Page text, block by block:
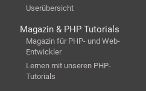
Userübersicht
Magazin & PHP Tutorials
Magazin für PHP- und Web-
Entwickler
Lernen mit unseren PHP-
Tutorials